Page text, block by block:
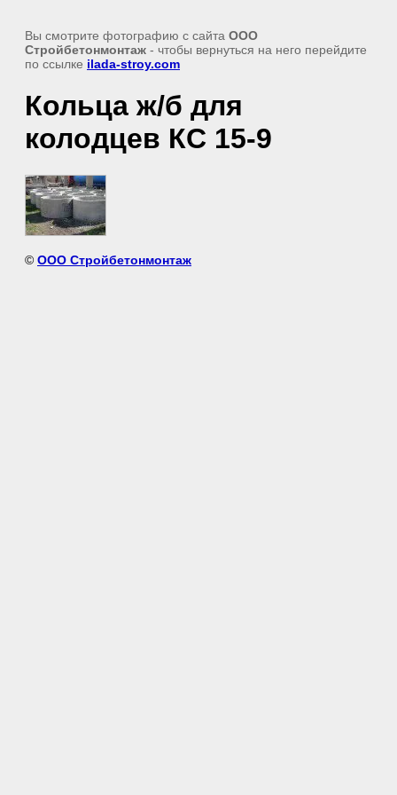
Вы смотрите фотографию с сайта ООО
Стройбетонмонтаж - чтобы вернуться на него перейдите
по ссылке ilada-stroy.com
Кольца ж/б для
колодцев КС 15-9
© ООО Стройбетонмонтаж